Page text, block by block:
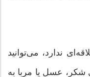
ندارد، می‌توانید
شکر، عسل یا مربا به